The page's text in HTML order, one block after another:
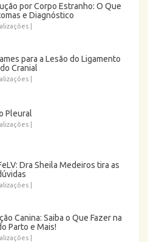
por Corpo Estranho: O Que
e Diagnóstico
para a Lesão do Ligamento
Cranial
Pleural
Dra Sheila Medeiros tira as
Canina: Saiba o Que Fazer na
Parto e Mais!